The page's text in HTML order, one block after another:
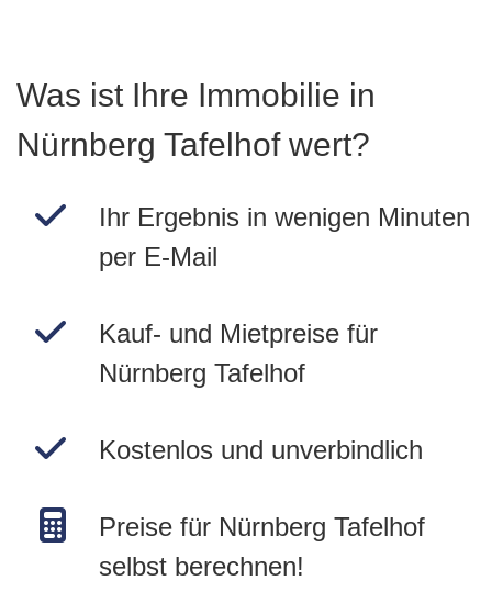
Was ist Ihre Immobilie in
Nürnberg Tafelhof wert?
Ihr Ergebnis in wenigen Minuten
per E-Mail
Kauf- und Mietpreise für
Nürnberg Tafelhof
Kostenlos und unverbindlich
Preise für Nürnberg Tafelhof
selbst berechnen!